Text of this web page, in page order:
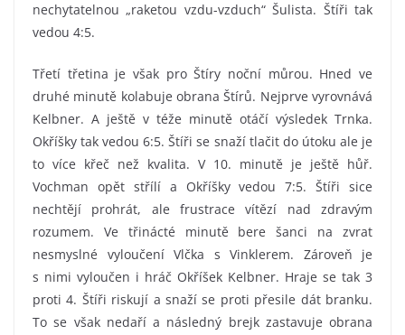
nechytatelnou „raketou vzdu-vzduch“ Šulista. Štíři tak
vedou 4:5.
Třetí třetina je však pro Štíry noční můrou. Hned ve
druhé minutě kolabuje obrana Štírů. Nejprve vyrovnává
Kelbner. A ještě v téže minutě otáčí výsledek Trnka.
Okříšky tak vedou 6:5. Štíři se snaží tlačit do útoku ale je
to více křeč než kvalita. V 10. minutě je ještě hůř.
Vochman opět střílí a Okříšky vedou 7:5. Štíři sice
nechtějí prohrát, ale frustrace vítězí nad zdravým
rozumem. Ve třinácté minutě bere šanci na zvrat
nesmyslné vyloučení Vlčka s Vinklerem. Zároveň je
s nimi vyloučen i hráč Okříšek Kelbner. Hraje se tak 3
proti 4. Štíři riskují a snaží se proti přesile dát branku.
To se však nedaří a následný brejk zastavuje obrana